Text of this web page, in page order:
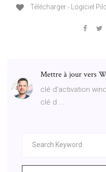
Télécharger - Logiciel
Mettre à jour vers
clé d'activation
clé d ...